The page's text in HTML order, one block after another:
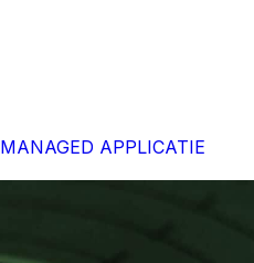
MANAGED APPLICATIE